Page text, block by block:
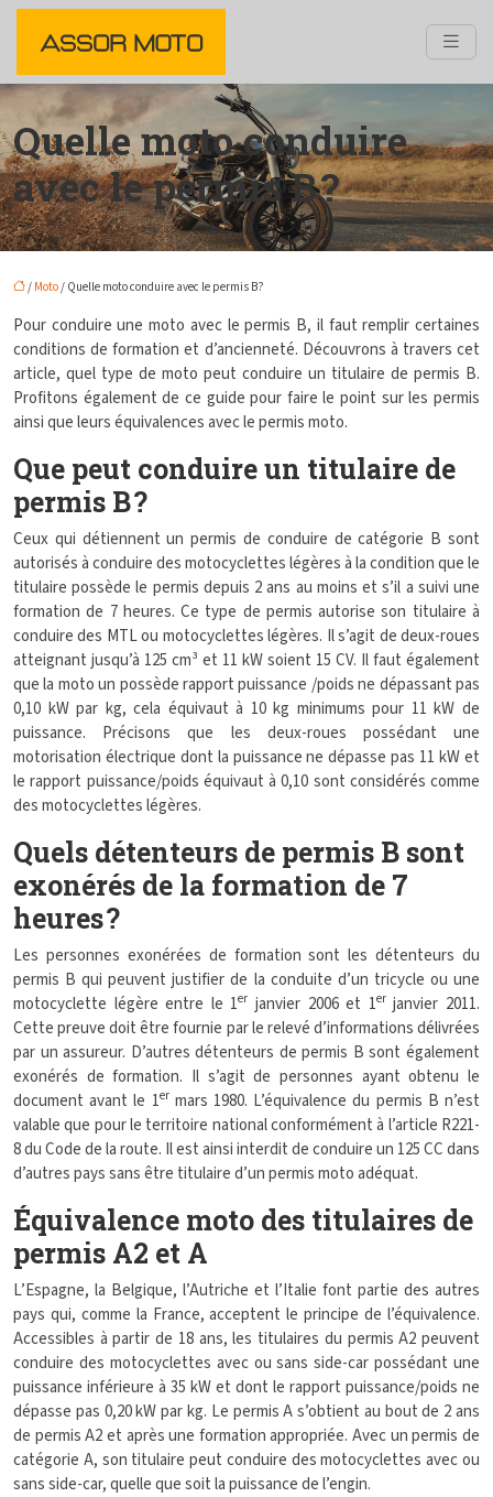
Quelle moto conduire
avec le permis B ?
/ Moto/ Quelle moto conduire avec le permis B ?
Pour conduire une moto avec le permis B, il faut remplir certaines
conditions de formation et d’ancienneté. Découvrons à travers cet
article, quel type de moto peut conduire un titulaire de permis B.
Profitons également de ce guide pour faire le point sur les permis
ainsi que leurs équivalences avec le permis moto.
Que peut conduire un titulaire de
permis B ?
Ceux qui détiennent un permis de conduire de catégorie B sont
autorisés à conduire des motocyclettes légères à la condition que le
titulaire possède le permis depuis 2 ans au moins et s’il a suivi une
formation de 7 heures. Ce type de permis autorise son titulaire à
conduire des MTL ou motocyclettes légères. Il s’agit de deux-roues
atteignant jusqu’à 125 cm³ et 11 kW soient 15 CV. Il faut également
que la moto un possède rapport puissance /poids ne dépassant pas
0,10 kW par kg, cela équivaut à 10 kg minimums pour 11 kW de
puissance. Précisons que les deux-roues possédant une
motorisation électrique dont la puissance ne dépasse pas 11 kW et
le rapport puissance/poids équivaut à 0,10 sont considérés comme
des motocyclettes légères.
Quels détenteurs de permis B sont
exonérés de la formation de 7
heures ?
Les personnes exonérées de formation sont les détenteurs du
permis B qui peuvent justifier de la conduite d’un tricycle ou une
motocyclette légère entre le 1er janvier 2006 et 1erjanvier 2011.
Cette preuve doit être fournie par le relevé d’informations délivrées
par un assureur. D’autres détenteurs de permis B sont également
exonérés de formation. Il s’agit de personnes ayant obtenu le
document avant le 1ermars 1980. L’équivalence du permis B n’est
valable que pour le territoire national conformément à l’article R221-
8 du Code de la route. Il est ainsi interdit de conduire un 125 CC dans
d’autres pays sans être titulaire d’un permis moto adéquat.
Équivalence moto des titulaires de
permis A2 et A
L’Espagne, la Belgique, l’Autriche et l’Italie font partie des autres
pays qui, comme la France, acceptent le principe de l’équivalence.
Accessibles à partir de 18 ans, les titulaires du permis A2 peuvent
conduire des motocyclettes avec ou sans side-car possédant une
puissance inférieure à 35 kW et dont le rapport puissance/poids ne
dépasse pas 0,20 kW par kg. Le permis A s’obtient au bout de 2 ans
de permis A2 et après une formation appropriée. Avec un permis de
catégorie A, son titulaire peut conduire des motocyclettes avec ou
sans side-car, quelle que soit la puissance de l’engin.